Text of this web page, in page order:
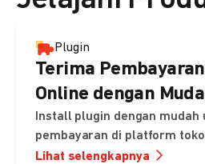
Plugin
Terima
Online dengan
Install plugin dengan mudah
pembayaran di platform
Lihat selengkapnya